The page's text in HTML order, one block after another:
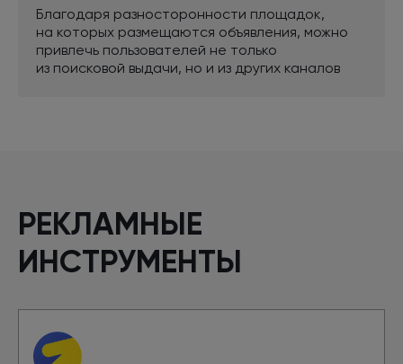
Благодаря разносторонности площадок,
на которых размещаются объявления, можно
привлечь пользователей не только
из поисковой выдачи, но и из других каналов
РЕКЛАМНЫЕ
ИНСТРУМЕНТЫ